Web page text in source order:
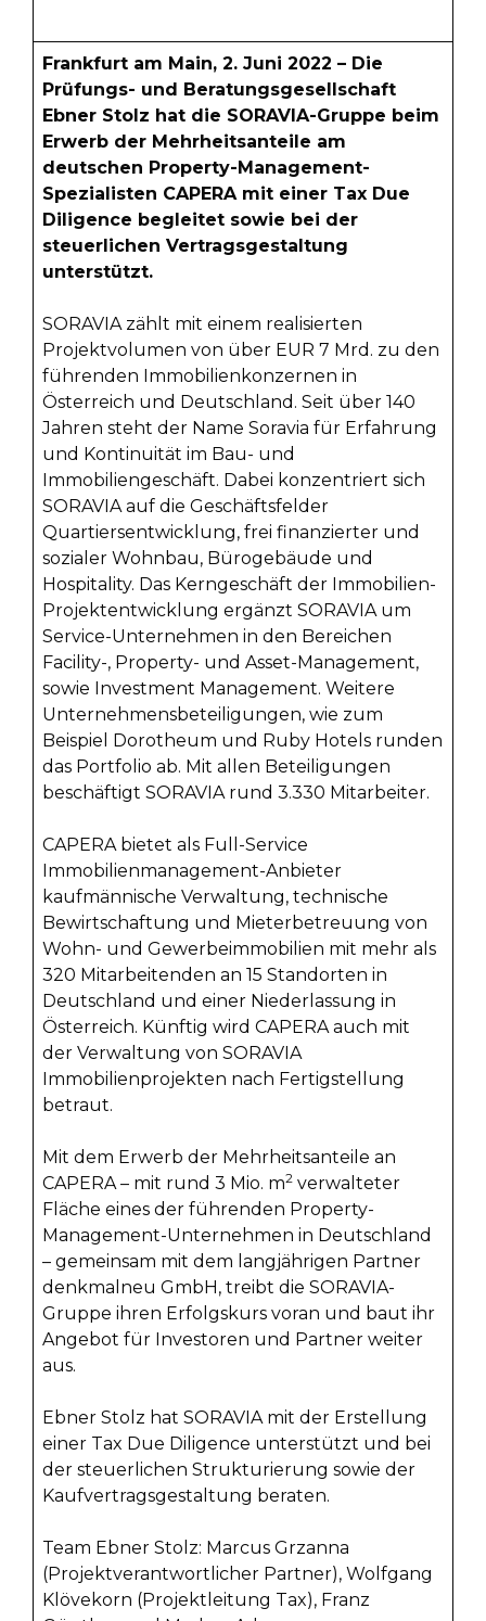
Frankfurt am Main, 2. Juni 2022 – Die
Prüfungs- und Beratungsgesellschaft
Ebner Stolz hat die SORAVIA-Gruppe beim
Erwerb der Mehrheitsanteile am
deutschen Property-Management-
Spezialisten CAPERA mit einer Tax Due
Diligence begleitet sowie bei der
steuerlichen Vertragsgestaltung
unterstützt.
SORAVIA zählt mit einem realisierten
Projektvolumen von über EUR 7 Mrd. zu den
führenden Immobilienkonzernen in
Österreich und Deutschland. Seit über 140
Jahren steht der Name Soravia für Erfahrung
und Kontinuität im Bau- und
Immobiliengeschäft. Dabei konzentriert sich
SORAVIA auf die Geschäftsfelder
Quartiersentwicklung, frei finanzierter und
sozialer Wohnbau, Bürogebäude und
Hospitality. Das Kerngeschäft der Immobilien-
Projektentwicklung ergänzt SORAVIA um
Service-Unternehmen in den Bereichen
Facility-, Property- und Asset-Management,
sowie Investment Management. Weitere
Unternehmensbeteiligungen, wie zum
Beispiel Dorotheum und Ruby Hotels runden
das Portfolio ab. Mit allen Beteiligungen
beschäftigt SORAVIA rund 3.330 Mitarbeiter.
CAPERA bietet als Full-Service
Immobilienmanagement-Anbieter
kaufmännische Verwaltung, technische
Bewirtschaftung und Mieterbetreuung von
Wohn- und Gewerbeimmobilien mit mehr als
320 Mitarbeitenden an 15 Standorten in
Deutschland und einer Niederlassung in
Österreich. Künftig wird CAPERA auch mit
der Verwaltung von SORAVIA
Immobilienprojekten nach Fertigstellung
betraut.
Mit dem Erwerb der Mehrheitsanteile an
CAPERA – mit rund 3 Mio. m2 verwalteter
Fläche eines der führenden Property-
Management-Unternehmen in Deutschland
– gemeinsam mit dem langjährigen Partner
denkmalneu GmbH, treibt die SORAVIA-
Gruppe ihren Erfolgskurs voran und baut ihr
Angebot für Investoren und Partner weiter
aus.
Ebner Stolz hat SORAVIA mit der Erstellung
einer Tax Due Diligence unterstützt und bei
der steuerlichen Strukturierung sowie der
Kaufvertragsgestaltung beraten.
Team Ebner Stolz: Marcus Grzanna
(Projektverantwortlicher Partner), Wolfgang
Klövekorn (Projektleitung Tax), Franz